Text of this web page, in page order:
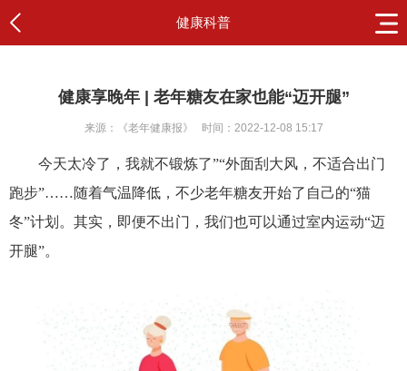
健康科普
健康享晚年 | 老年糖友在家也能“迈开腿”
来源：《老年健康报》 时间：2022-12-08 15:17
今天太冷了，我就不锻炼了”“外面刮大风，不适合出门
跑步”……随着气温降低，不少老年糖友开始了自己的“猫
冬”计划。其实，即便不出门，我们也可以通过室内运动“迈
开腿”。